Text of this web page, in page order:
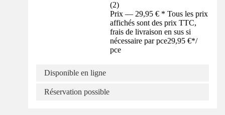
(2)
Prix — 29,95 € * Tous les prix
affichés sont des prix TTC,
frais de livraison en sus si
nécessaire par pce29,95 €*/
pce
Disponible en ligne
Réservation possible